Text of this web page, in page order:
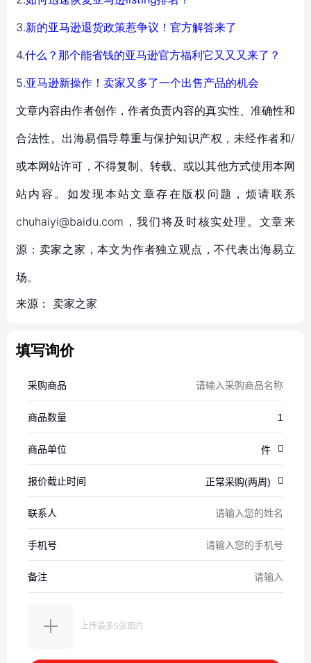
3.新的亚马逊退货政策惹争议！官方解答来了
4.什么？那个能省钱的亚马逊官方福利它又又又来了？
5.亚马逊新操作！卖家又多了一个出售产品的机会
文章内容由作者创作，作者负责内容的真实性、准确性和
合法性。出海易倡导尊重与保护知识产权，未经作者和/
或本网站许可，不得复制、转载、或以其他方式使用本网
站内容。如发现本站文章存在版权问题，烦请联系
chuhaiyi@baidu.com，我们将及时核实处理。文章来
源：卖家之家，本文为作者独立观点，不代表出海易立
场。
来源： 卖家之家
填写询价